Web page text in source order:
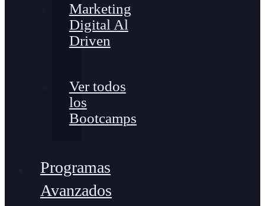
Marketing
Digital Al
Driven
Ver todos
los
Bootcamps
Programas
Avanzados